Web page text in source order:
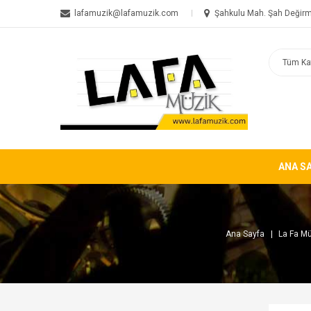
lafamuzik@lafamuzik.com Şahkulu Mah. Şah
ANA
Ana Sayfa La Fa